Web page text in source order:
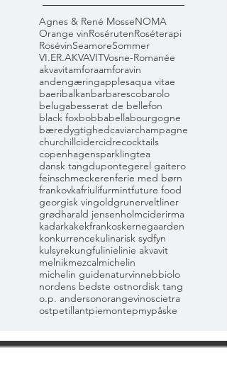
Agnes & René MosseNOMA
Orange vinRosérutenRoséterapi
RosévinSeamoreSommer
VI.ER.AKVAVITVosne-Romanée
akvavitamforaamforavin
andengæringapplesaqua vitae
baeribalkanbarbarescobarolo
belugabesserat de bellefon
black foxbobbabellabourgogne
bæredygtighedcaviarchampagne
churchillcidercidrecocktails
copenhagensparklingtea
dansk tangdupontegerel gaitero
feinschmeckerenferie med børn
frankovkafriulifurmintfuture food
georgisk vingoldgrunerveltliner
grødharald jensenholmciderirma
kadarkakekfrankoskernegaarden
konkurrencekulinarisk sydfyn
kulsyrekungfulinielinie akvavit
melnikmezcalmichelin
michelin guidenaturvinnebbiolo
nordens bedste ostnordisk tang
o.p. andersonorangevinoscietra
ostpetillantpiemontepmypåske